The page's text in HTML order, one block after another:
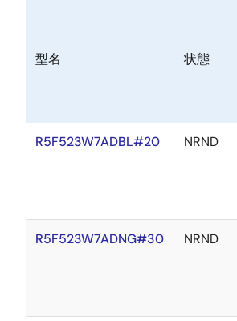
型名 状態
R5F523W7ADBL#20 NRND
R5F523W7ADNG#30 NRND